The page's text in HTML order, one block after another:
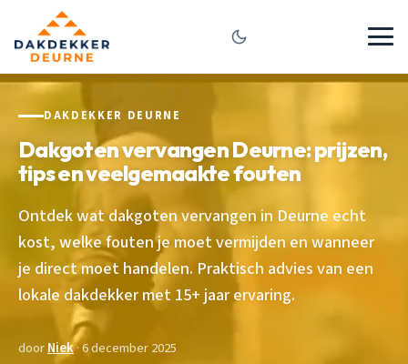
DAKDEKKER DEURNE
Dakgoten vervangen Deurne: prijzen,
tips en veelgemaakte fouten
Ontdek wat dakgoten vervangen in Deurne echt
kost, welke fouten je moet vermijden en wanneer
je direct moet handelen. Praktisch advies van een
lokale dakdekker met 15+ jaar ervaring.
doorNiek· 6 december 2025